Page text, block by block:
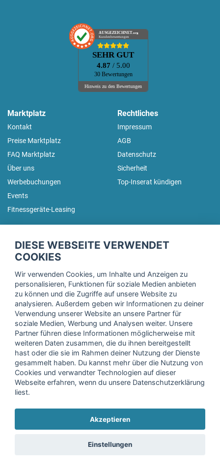
AUSGEZEICHNET.org
Kundenbewertungen
SEHR GUT
4.87 / 5.00
30 Bewertungen
Hinweis zu den Bewertungen
Marktplatz
Kontakt
Preise Marktplatz
FAQ Marktplatz
Über uns
Werbebuchungen
Events
Fitnessgeräte-Leasing
Rechtliches
Impressum
AGB
Datenschutz
Sicherheit
Top-Inserat kündigen
Trage dich hier für unseren Newsletter ein und erhalte regelmäßig
Ich stimme der Verarbeitung meiner Daten, wie in der
Einwilligungserklärungder fitnessmarkt.de services GmbH
beschrieben, zu und bestätige, dass ich das 16. Lebensjahr
vollendet habe. Ich kann diese Einwilligung jederzeit mit
Wirkung für die Zukunft widerrufen. Weitere Informationen
finden Sie in unsererDatenschutzerklärung.
Copyright © 2026 fitnessmarkt.de services GmbH
DIESE WEBSEITE VERWENDET
COOKIES
Wir verwenden Cookies, um Inhalte und Anzeigen zu
personalisieren, Funktionen für soziale Medien anbieten
zu können und die Zugriffe auf unsere Website zu
analysieren. Außerdem geben wir Informationen zu deiner
Verwendung unserer Website an unsere Partner für
soziale Medien, Werbung und Analysen weiter. Unsere
Partner führen diese Informationen möglicherweise mit
weiteren Daten zusammen, die du ihnen bereitgestellt
hast oder die sie im Rahmen deiner Nutzung der Dienste
gesammelt haben. Du kannst mehr über die Nutzung von
Cookies und verwandter Technologien auf dieser
Webseite erfahren, wenn du unsere Datenschutzerklärung
liest.
Akzeptieren
Einstellungen